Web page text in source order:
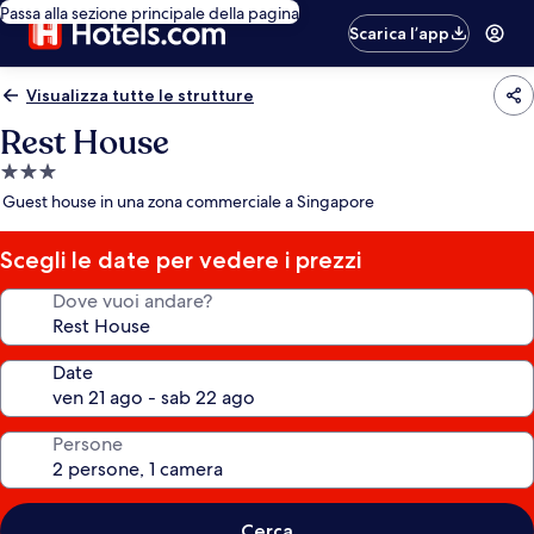
Passa alla sezione principale della pagina
Scarica l’app
Visualizza tutte le strutture
Rest House
Struttura
a
stelle
Guest house in una zona commerciale a Singapore
Scegli le date per vedere i prezzi
Dove vuoi andare?
Date
Persone